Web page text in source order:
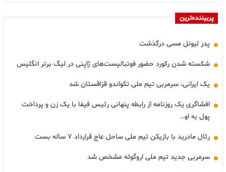
پربیننده‌ترین
پدر لیونل مسی درگذشت
شکسته شدن رکورد حضور فوتبالیست‌های ژاپنی در لیگ برتر انگلیس
یک ایرانی، سرمربی تیم ملی تکواندو قزاقستان شد
افشاگری یک روزنامه از رابطه پنهانی رئیس فیفا با یک زن و پرداخت
پول به او…
رئال مادرید با بازیکن تیم ملی ساحل عاج قرارداد ۷ ساله بست
سرمربی جدید تیم ملی اروگوئه مشخص شد